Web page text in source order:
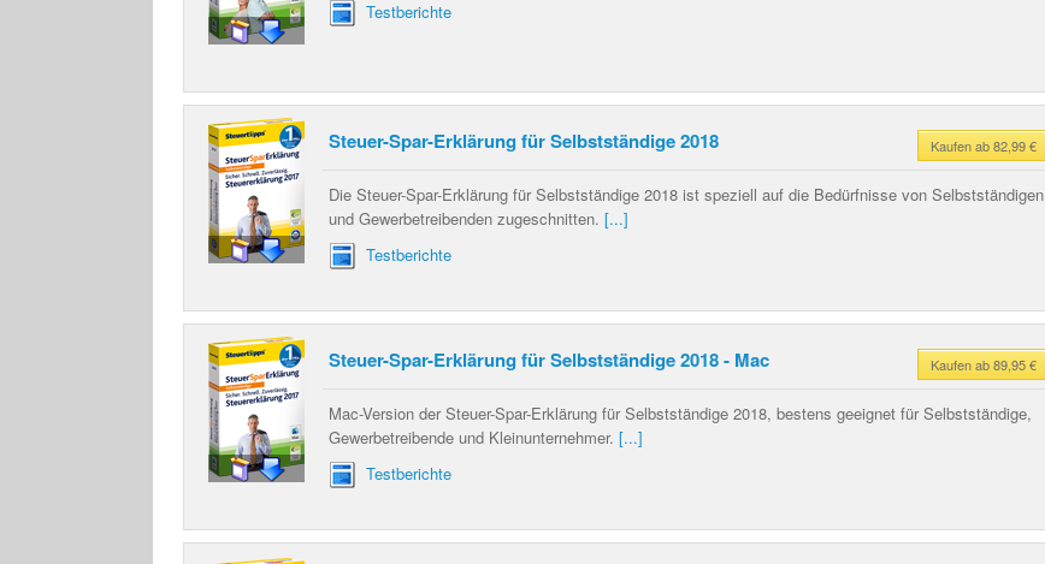
Testberichte
Kaufen ab 82,99 €
Steuer-Spar-Erklärung für Selbstständige 2018
Die Steuer-Spar-Erklärung für Selbstständige 2018 ist speziell auf die Bedürfnisse von Selbstständigen
und Gewerbetreibenden zugeschnitten. [...]
Testberichte
Kaufen ab 89,95 €
Steuer-Spar-Erklärung für Selbstständige 2018 - Mac
Mac-Version der Steuer-Spar-Erklärung für Selbstständige 2018, bestens geeignet für Selbstständige,
Gewerbetreibende und Kleinunternehmer. [...]
Testberichte